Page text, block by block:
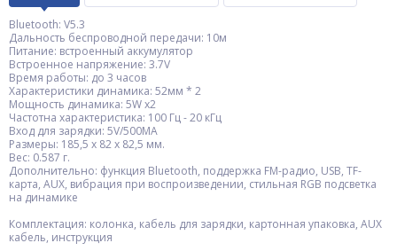
Bluetooth: V5.3
Дальность беспроводной передачи: 10м
Питание: встроенный аккумулятор
Встроенное напряжение: 3.7V
Время работы: до 3 часов
Характеристики динамика: 52мм * 2
Мощность динамика: 5W х2
Частотна характеристика: 100 Гц - 20 кГц
Вход для зарядки: 5V/500MA
Размеры: 185,5 х 82 х 82,5 мм.
Вес: 0.587 г.
Дополнительно: функция Bluetooth, поддержка FM-радио, USB, TF-
карта, AUX, вибрация при воспроизведении, стильная RGB подсветка
на динамике
Комплектация: колонка, кабель для зарядки, картонная упаковка, AUX
кабель, инструкция